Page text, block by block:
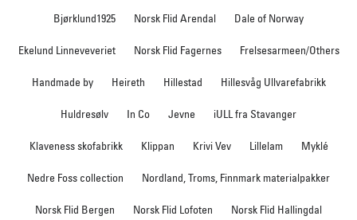
Bjørklund1925 Norsk Flid Arendal Dale of Norway
Ekelund Linneveveriet Norsk Flid Fagernes Frelsesarmeen/Others
Handmade by Heireth Hillestad Hillesvåg Ullvarefabrikk
Huldresølv In Co Jevne iULL fra Stavanger
Klaveness skofabrikk Klippan Krivi Vev Lillelam Myklé
Nedre Foss collection Nordland, Troms, Finnmark materialpakker
Norsk Flid Bergen Norsk Flid Lofoten Norsk Flid Hallingdal